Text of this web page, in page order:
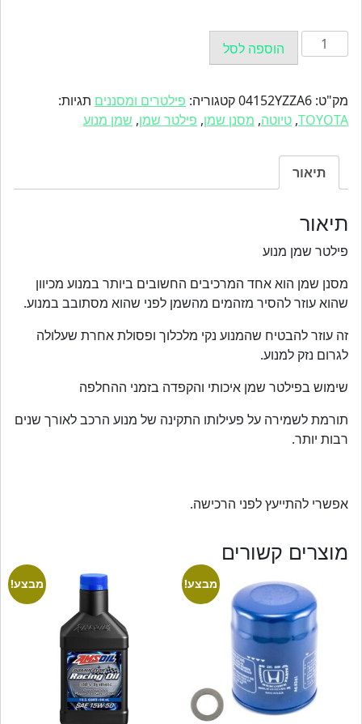
כמות
של
שמן
מנוע
טיוטה
TOYOTA
הוספה לסל
מק"ט: 04152YZZA6קטגוריה: פילטרים ומסננים תגיות:
TOYOTA
, טיוטה, מסנן שמן, פילטר שמן, שמן מנוע
תיאור
תיאור
פילטר שמן מנוע
מסנן שמן הוא אחד המרכיבים החשובים ביותר במנוע מכיוון
שהוא עוזר להסיר מזהמים מהשמן לפני שהוא מסתובב במנוע.
זה עוזר להבטיח שהמנוע נקי מלכלוך ופסולת אחרת שעלולה
לגרום נזק למנוע.
שימוש בפילטר שמן איכותי והקפדה בזמני ההחלפה
תורמת לשמירה על פעילותו התקינה של מנוע הרכב לאורך שנים
רבות יותר.
אפשרי להתייעץ לפני הרכישה.
מוצרים קשורים
מבצע! מבצע!